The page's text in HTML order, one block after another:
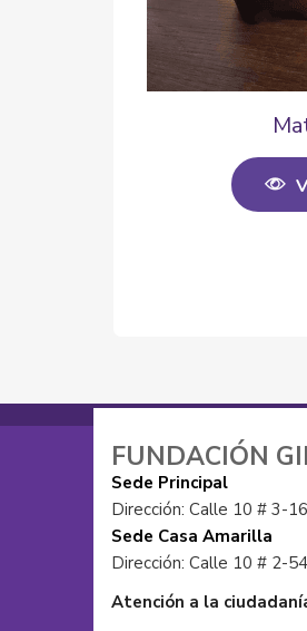
FUNDACIÓN
Sede Principal
Dirección: Calle 10 # 3-
Sede Casa Amarilla
Dirección: Calle 10 # 2-
Atención a la